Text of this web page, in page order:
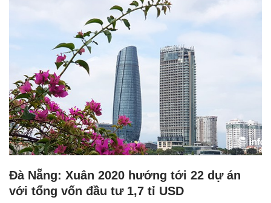
Đà Nẵng: Xuân 2020 hướng tới 22 dự án
với tổng vốn đầu tư 1,7 tỉ USD